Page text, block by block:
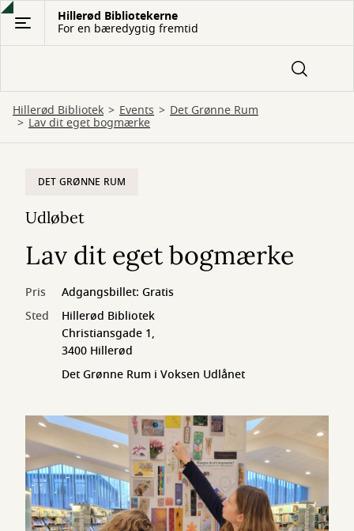
Gå
hovedindhold
Hillerød Bibliotekerne
For en bæredygtig fremtid
Hillerød Bibliotek Events Det Grønne Rum
Lav dit eget bogmærke
DET GRØNNE RUM
Udløbet
Lav dit eget bogmærke
Pris
Adgangsbillet: Gratis
Sted
Hillerød Bibliotek
Christiansgade 1,
3400 Hillerød
Det Grønne Rum i Voksen Udlånet